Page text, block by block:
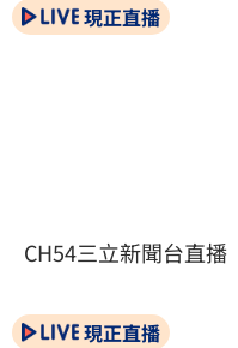
現正直播
CH54三立新聞台直播
現正直播